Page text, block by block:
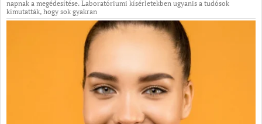
napnak a megédesítése. Laboratóriumi kísérletekben ugyanis a tudósok
kimutatták, hogy sok gyakran